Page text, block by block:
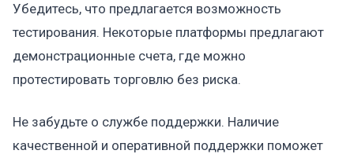
Убедитесь, что предлагается возможность
тестирования. Некоторые платформы предлагают
демонстрационные счета, где можно
протестировать торговлю без риска.
Не забудьте о службе поддержки. Наличие
качественной и оперативной поддержки поможет